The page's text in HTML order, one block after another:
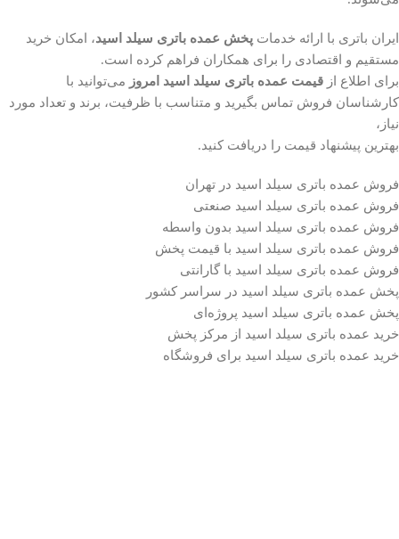
ایران باتری با ارائه خدمات پخش عمده باتری سیلد اسید، امکان خرید
مستقیم و اقتصادی را برای همکاران فراهم کرده است.
برای اطلاع از قیمت عمده باتری سیلد اسید امروز می‌توانید با
کارشناسان فروش تماس بگیرید و متناسب با ظرفیت، برند و تعداد مورد
نیاز،
بهترین پیشنهاد قیمت را دریافت کنید.
فروش عمده باتری سیلد اسید در تهران
فروش عمده باتری سیلد اسید صنعتی
فروش عمده باتری سیلد اسید بدون واسطه
فروش عمده باتری سیلد اسید با قیمت پخش
فروش عمده باتری سیلد اسید با گارانتی
پخش عمده باتری سیلد اسید در سراسر کشور
پخش عمده باتری سیلد اسید پروژه‌ای
خرید عمده باتری سیلد اسید از مرکز پخش
خرید عمده باتری سیلد اسید برای فروشگاه